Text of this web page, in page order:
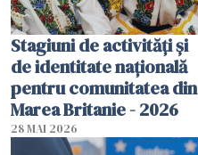
Stagiuni de activități și
de identitate națională
pentru comunitatea din
Marea Britanie - 2026
28 MAI 2026